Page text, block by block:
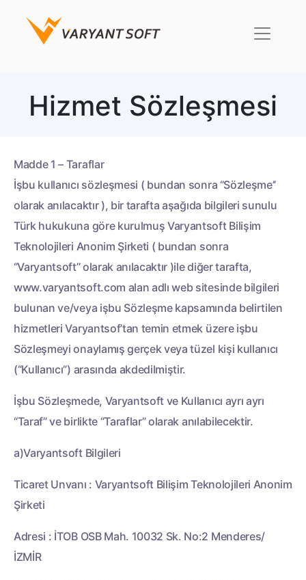
Hizmet Sözleşmesi
Madde 1 – Taraflar
İşbu kullanıcı sözleşmesi ( bundan sonra ‘’Sözleşme’’
olarak anılacaktır ), bir tarafta aşağıda bilgileri sunulu
Türk hukukuna göre kurulmuş Varyantsoft Bilişim
Teknolojileri Anonim Şirketi ( bundan sonra
‘’Varyantsoft’’ olarak anılacaktır )ile diğer tarafta,
www.varyantsoft.com alan adlı web sitesinde bilgileri
bulunan ve/veya işbu Sözleşme kapsamında belirtilen
hizmetleri Varyantsof’tan temin etmek üzere işbu
Sözleşmeyi onaylamış gerçek veya tüzel kişi kullanıcı
(“Kullanıcı”) arasında akdedilmiştir.
İşbu Sözleşmede, Varyantsoft ve Kullanıcı ayrı ayrı
“Taraf” ve birlikte “Taraflar” olarak anılabilecektir.
a)Varyantsoft Bilgileri
Ticaret Unvanı : Varyantsoft Bilişim Teknolojileri Anonim
Şirketi
Adresi : İTOB OSB Mah. 10032 Sk. No:2 Menderes/
İZMİR